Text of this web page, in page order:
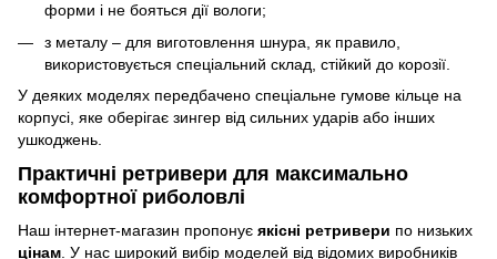
форми і не бояться дії вологи;
з металу – для виготовлення шнура, як правило,
використовується спеціальний склад, стійкий до корозії.
У деяких моделях передбачено спеціальне гумове кільце на
корпусі, яке оберігає зингер від сильних ударів або інших
ушкоджень.
Практичні ретривери для максимально
комфортної риболовлі
Наш інтернет-магазин пропонує якісні ретривери по низьких
цінам . У нас широкий вибір моделей від відомих виробників